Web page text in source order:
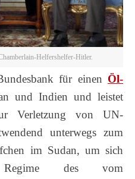
Helfershelfer-Hitler.
für einen Öl-
und Indien und leistet
Verletzung von UN-
unterwegs zum
im Sudan, um sich
des vom